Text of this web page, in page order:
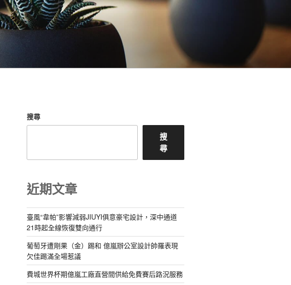
搜尋
搜
尋
近期文章
臺風“韋帕”影響減弱JIUYI俱意豪宅設計，深中通道
21時起全線恢復雙向通行
葡萄牙遭剛果（金）踢和 億嵐辦公室設計帥羅表現
欠佳踢滿全場惹議
費城世界杯期億嵐工廠直營間供給免費賽后路況服務